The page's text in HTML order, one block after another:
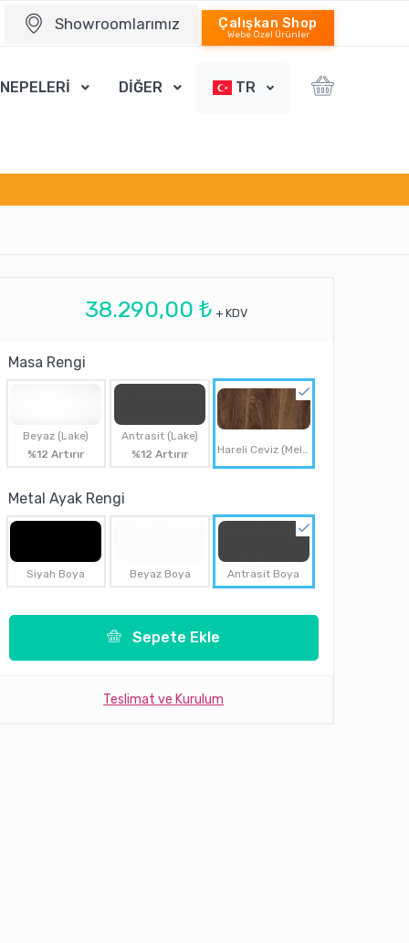
Showroomlarımız Çalışkan Shop
Webe Özel Ürünler
DİĞER TR
38.290,00 ₺ + KDV
Masa Rengi
Beyaz (Lake)
%12 Artırır
Antrasit (Lake)
%12 Artırır
Hareli Ceviz (Melamin)
Metal Ayak Rengi
Siyah Boya Beyaz Boya Antrasit Boya
Sepete Ekle
Teslimat ve Kurulum